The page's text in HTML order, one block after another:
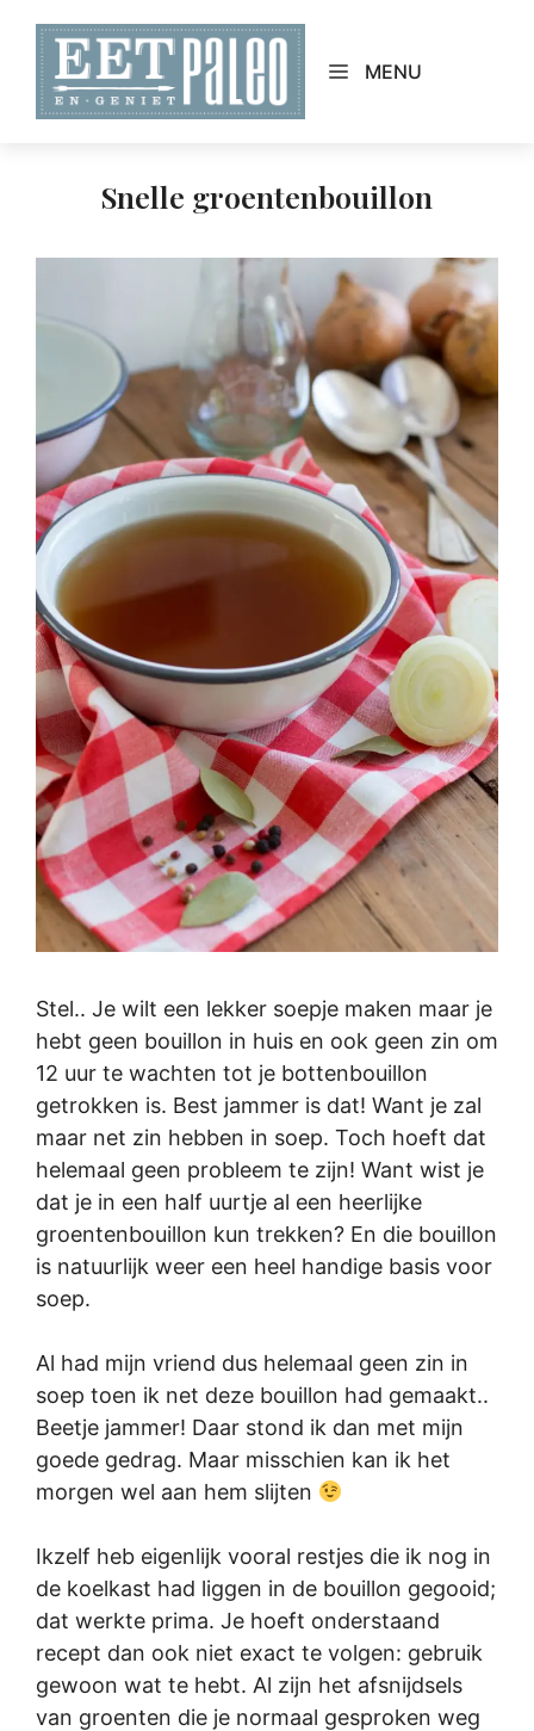
content
MENU
Snelle groentenbouillon
Stel.. Je wilt een lekker soepje maken maar je
hebt geen bouillon in huis en ook geen zin om
12 uur te wachten tot je bottenbouillon
getrokken is. Best jammer is dat! Want je zal
maar net zin hebben in soep. Toch hoeft dat
helemaal geen probleem te zijn! Want wist je
dat je in een half uurtje al een heerlijke
groentenbouillon kun trekken? En die bouillon
is natuurlijk weer een heel handige basis voor
soep.
Al had mijn vriend dus helemaal geen zin in
soep toen ik net deze bouillon had gemaakt..
Beetje jammer! Daar stond ik dan met mijn
goede gedrag. Maar misschien kan ik het
morgen wel aan hem slijten
Ikzelf heb eigenlijk vooral restjes die ik nog in
de koelkast had liggen in de bouillon gegooid;
dat werkte prima. Je hoeft onderstaand
recept dan ook niet exact te volgen: gebruik
gewoon wat te hebt. Al zijn het afsnijdsels
van groenten die je normaal gesproken weg